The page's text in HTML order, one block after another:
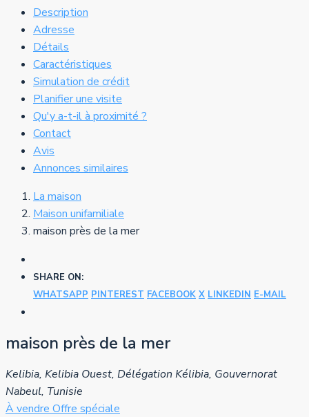
Description
Adresse
Détails
Caractéristiques
Simulation de crédit
Planifier une visite
Qu'y a-t-il à proximité ?
Contact
Avis
Annonces similaires
La maison
Maison unifamiliale
maison près de la mer
SHARE ON:
WHATSAPP PINTEREST FACEBOOK X LINKEDIN E-MAIL
maison près de la mer
Kelibia, Kelibia Ouest, Délégation Kélibia, Gouvernorat
Nabeul, Tunisie
À vendre Offre spéciale